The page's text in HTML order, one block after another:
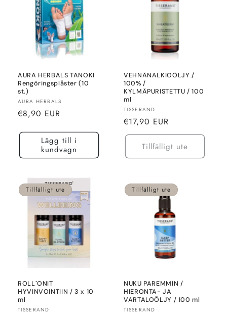
AURA HERBALS TANOKI
Rengöringsplåster (10
st.)
Säljare:
AURA HERBALS
Normalt
€8,90 EUR
Lägg till i
kundvagn
VEHNÄNALKIOÖLJY /
100% /
KYLMÄPURISTETTU / 100
ml
Säljare:
TISSERAND
Normalt
pris
€17,90 EUR
Tillfälligt ute
Tillfälligt ute
ROLL´ONIT
HYVINVOINTIIN / 3 x 10
ml
Säljare:
TISSERAND
Tillfälligt ute
NUKU PAREMMIN /
HIERONTA- JA
VARTALOÖLJY / 100 ml
Säljare:
TISSERAND